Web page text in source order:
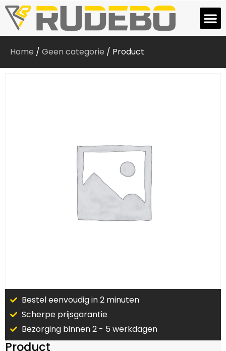
Home / Geen categorie / Product
Bestel eenvoudig in 2 minuten
Scherpe prijsgarantie
Bezorging binnen 2 - 5 werkdagen
Product